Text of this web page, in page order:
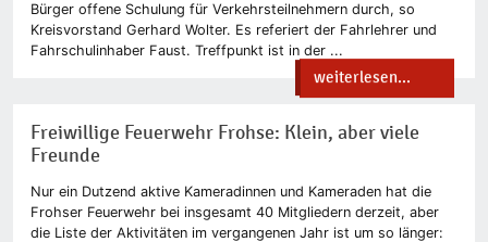
Bürger offene Schulung für Verkehrsteilnehmern durch, so
Kreisvorstand Gerhard Wolter. Es referiert der Fahrlehrer und
Fahrschulinhaber Faust. Treffpunkt ist in der ...
weiterlesen...
Freiwillige Feuerwehr Frohse: Klein, aber viele
Freunde
Nur ein Dutzend aktive Kameradinnen und Kameraden hat die
Frohser Feuerwehr bei insgesamt 40 Mitgliedern derzeit, aber
die Liste der Aktivitäten im vergangenen Jahr ist um so länger: